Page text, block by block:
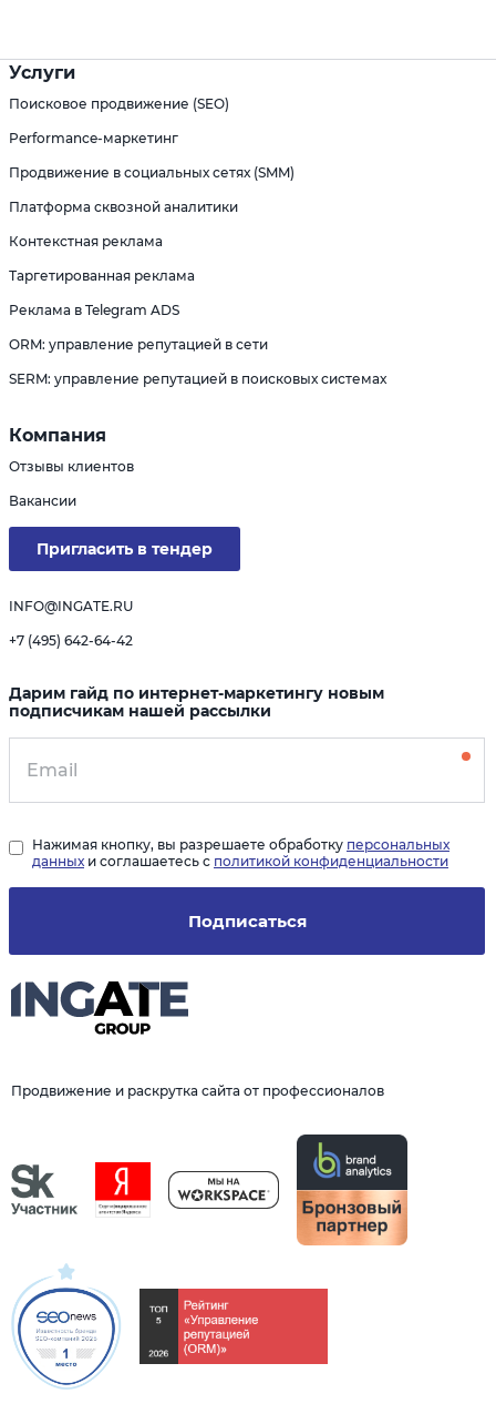
Продвижение и раскрутка сайта от профессионалов
Услуги
Поисковое продвижение (SEO)
Performance-маркетинг
Продвижение в социальных сетях (SMM)
Платформа сквозной аналитики
Контекстная реклама
Таргетированная реклама
Реклама в Telegram ADS
ORM: управление репутацией в сети
SERM: управление репутацией в поисковых системах
Компания
Отзывы клиентов
Вакансии
Пригласить в тендер
INFO@INGATE.RU
+7 (495) 642-64-42
Дарим гайд по интернет-маркетингу новым
подписчикам нашей рассылки
Подписаться
Нажимая кнопку, вы разрешаете обработку персональных
данных и соглашаетесь с политикой конфиденциальности